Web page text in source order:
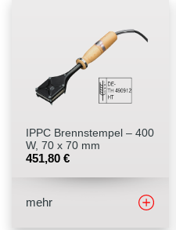
IPPC Brennstempel – 400
W, 70 x 70 mm
451,80 €
mehr